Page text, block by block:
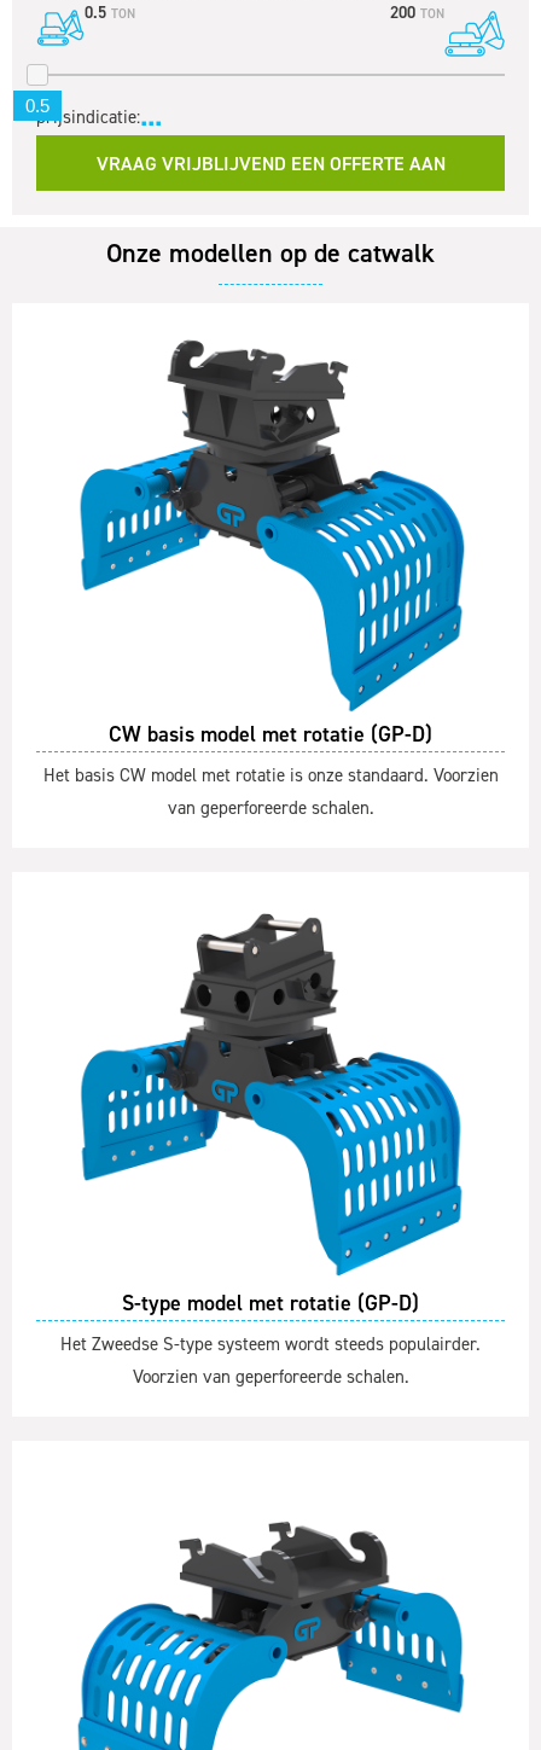
0.5 TON 200 TON
prijsindicatie:...
VRAAG VRIJBLIJVEND EEN OFFERTE AAN
Onze modellen op de catwalk
CW basis model met rotatie (GP-D)
Het basis CW model met rotatie is onze standaard. Voorzien
van geperforeerde schalen.
S-type model met rotatie (GP-D)
Het Zweedse S-type systeem wordt steeds populairder.
Voorzien van geperforeerde schalen.